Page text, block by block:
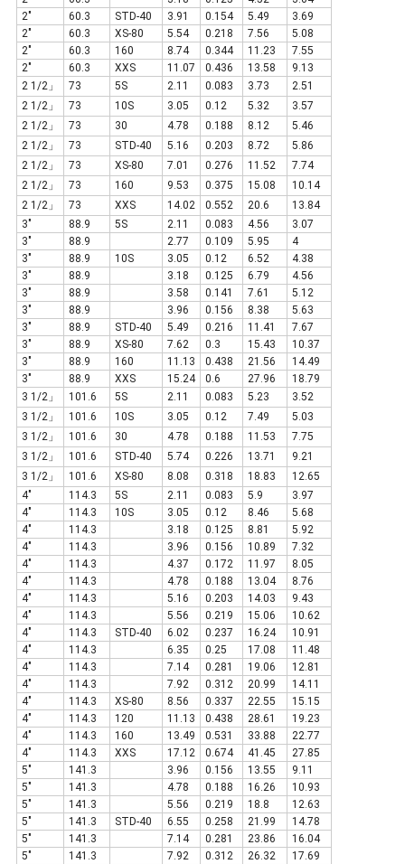
2"
60.3 STD-40 3.91 0.154 5.49
3.69
2"
60.3 XS-80 5.54 0.218 7.56
5.08
2"
60.3 160 8.74 0.344 11.23
7.55
2"
60.3 XXS 11.07 0.436 13.58
9.13
2 1/2」
73 5S 2.11 0.083 3.73
2.51
2 1/2」
73 10S 3.05 0.12 5.32
3.57
2 1/2」
73 30 4.78 0.188 8.12
5.46
2 1/2」
73 STD-40 5.16 0.203 8.72
5.86
2 1/2」
73 XS-80 7.01 0.276 11.52
7.74
2 1/2」
73 160 9.53 0.375 15.08
10.14
2 1/2」
73 XXS 14.02 0.552 20.6
13.84
3"
88.9 5S 2.11 0.083 4.56
3.07
3"
88.9 2.77 0.109 5.95
4
3"
88.9 10S 3.05 0.12 6.52
4.38
3"
88.9 3.18 0.125 6.79
4.56
3"
88.9 3.58 0.141 7.61
5.12
3"
88.9 3.96 0.156 8.38
5.63
3"
88.9 STD-40 5.49 0.216 11.41
7.67
3"
88.9 XS-80 7.62 0.3 15.43
10.37
3"
88.9 160 11.13 0.438 21.56
14.49
3"
88.9 XXS 15.24 0.6 27.96
18.79
3 1/2」
101.6 5S 2.11 0.083 5.23
3.52
3 1/2」
101.6 10S 3.05 0.12 7.49
5.03
3 1/2」
101.6 30 4.78 0.188 11.53
7.75
3 1/2」
101.6 STD-40 5.74 0.226 13.71
9.21
3 1/2」
101.6 XS-80 8.08 0.318 18.83
12.65
4"
114.3 5S 2.11 0.083 5.9
3.97
4"
114.3 10S 3.05 0.12 8.46
5.68
4"
114.3 3.18 0.125 8.81
5.92
4"
114.3 3.96 0.156 10.89
7.32
4"
114.3 4.37 0.172 11.97
8.05
4"
114.3 4.78 0.188 13.04
8.76
4"
114.3 5.16 0.203 14.03
9.43
4"
114.3 5.56 0.219 15.06
10.62
4"
114.3 STD-40 6.02 0.237 16.24
10.91
4"
114.3 6.35 0.25 17.08
11.48
4"
114.3 7.14 0.281 19.06
12.81
4"
114.3 7.92 0.312 20.99
14.11
4"
114.3 XS-80 8.56 0.337 22.55
15.15
4"
114.3 120 11.13 0.438 28.61
19.23
4"
114.3 160 13.49 0.531 33.88
22.77
4"
114.3 XXS 17.12 0.674 41.45
27.85
5"
141.3 3.96 0.156 13.55
9.11
5"
141.3 4.78 0.188 16.26
10.93
5"
141.3 5.56 0.219 18.8
12.63
5"
141.3 STD-40 6.55 0.258 21.99
14.78
5"
141.3 7.14 0.281 23.86
16.04
5"
141.3 7.92 0.312 26.32
17.69